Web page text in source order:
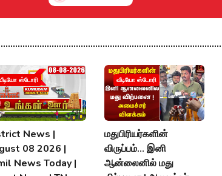
ஸ்டோரி
News |
08 2026 |
News Today |
வீடியோ ஸ்டோரி
மதுபிரியர்களின்
விருப்பம்... இனி
ஆன்லைனில் மது